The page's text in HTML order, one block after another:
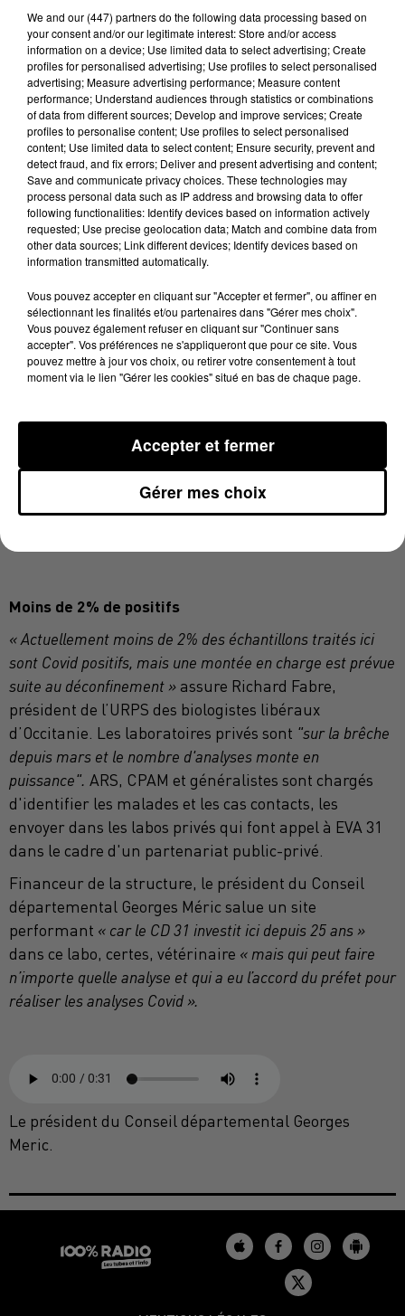
Michèle Selve, directrice d'EVA 31.
Un matériel de pointe et une réorganisation pour faire
face au déconfinement
Pour trouver les patients positifs, débusquer les
foyers de contamination et ainsi maîtriser l'épidémie
après le déconfinement, deux équipes sont mobilisés
de 6h30 à 14h et de 14h à 22h du lundi au samedi.
700 000 euros sont investis chaque année pour le
qui s’occupe d'habitude aussi bien de santé publique
vétérinaire, végétale ou sanitaire ; remplissant des
missions pour l’agence de l’eau, Atmo Occitanie ou la
recherche agronomique« nos agents ont par exemple
l’épidémie d’influenza aviaire »rappelle Michèle Selve,
avant de présenter l’appareil indispensable à la lutte
contre le Covid : le thermocycleur. Il permet de
réaliser ce que les biologistes appellent une PCR
amplifie la séquence ADN »explique Loïc Durand, chef
Moins de 2% de positifs
« Actuellement moins de 2% des échantillons traités ici
sont Covid positifs, mais une montée en charge est prévue
suite au déconfinement » assure Richard Fabre,
président de l’URPS des biologistes libéraux
d’Occitanie. Les laboratoires privés sont "sur la brêche
depuis mars et le nombre d'analyses monte en
puissance". ARS, CPAM et généralistes sont chargés
d'identifier les malades et les cas contacts, les
envoyer dans les labos privés qui font appel à EVA 31
dans le cadre d'un partenariat public-privé.
Financeur de la structure, le président du Conseil
départemental Georges Méric salue un site
performant « car le CD 31 investit ici depuis 25 ans »
dans ce labo, certes, vétérinaire « mais qui peut faire
n’importe quelle analyse et qui a eu l’accord du préfet pour
réaliser les analyses Covid ».
Le président du Conseil départemental Georges
Meric.
We and our (447) partnersdo the following data processing based on
your consent and/or our legitimate interest: Store and/or access
information on a device; Use limited data to select advertising; Create
profiles for personalised advertising; Use profiles to select personalised
advertising; Measure advertising performance; Measure content
performance; Understand audiences through statistics or combinations
of data from different sources; Develop and improve services; Create
profiles to personalise content; Use profiles to select personalised
content; Use limited data to select content; Ensure security, prevent and
detect fraud, and fix errors; Deliver and present advertising and content;
Save and communicate privacy choices. These technologies may
process personal data such as IP address and browsing data to offer
following functionalities: Identify devices based on information actively
requested; Use precise geolocation data; Match and combine data from
other data sources; Link different devices; Identify devices based on
information transmitted automatically.
Vous pouvez accepter en cliquant sur "Accepter et fermer", ou affiner en
sélectionnant les finalités et/ou partenaires dans "Gérer mes choix".
Vous pouvez également refuser en cliquant sur "Continuer sans
accepter". Vos préférences ne s'appliqueront que pour ce site. Vous
pouvez mettre à jour vos choix, ou retirer votre consentement à tout
moment via le lien "Gérer les cookies" situé en bas de chaque page.
Gérer mes choix
Accepter et fermer